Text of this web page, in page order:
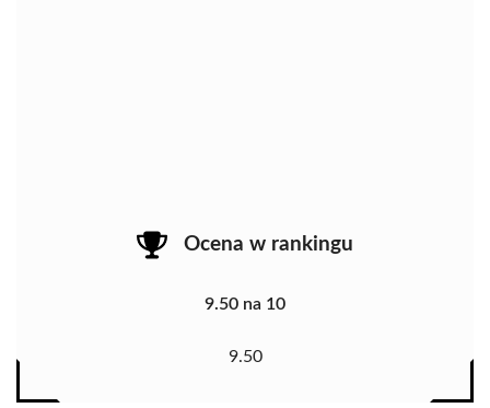
Ocena w rankingu
9.50 na 10
9.50